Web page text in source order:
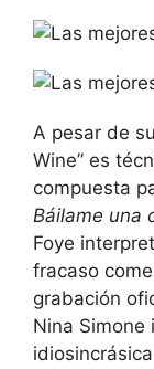
A pesar de
Wine” es
compuesta
Báilame una
Foye
fracaso
grabación
Nina Simone